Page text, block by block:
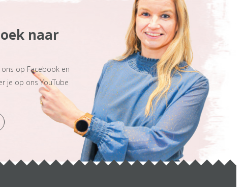
naar
op Facebook en
je op ons YouTube